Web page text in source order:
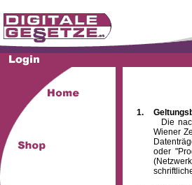
1.
Die
Wiener
oder